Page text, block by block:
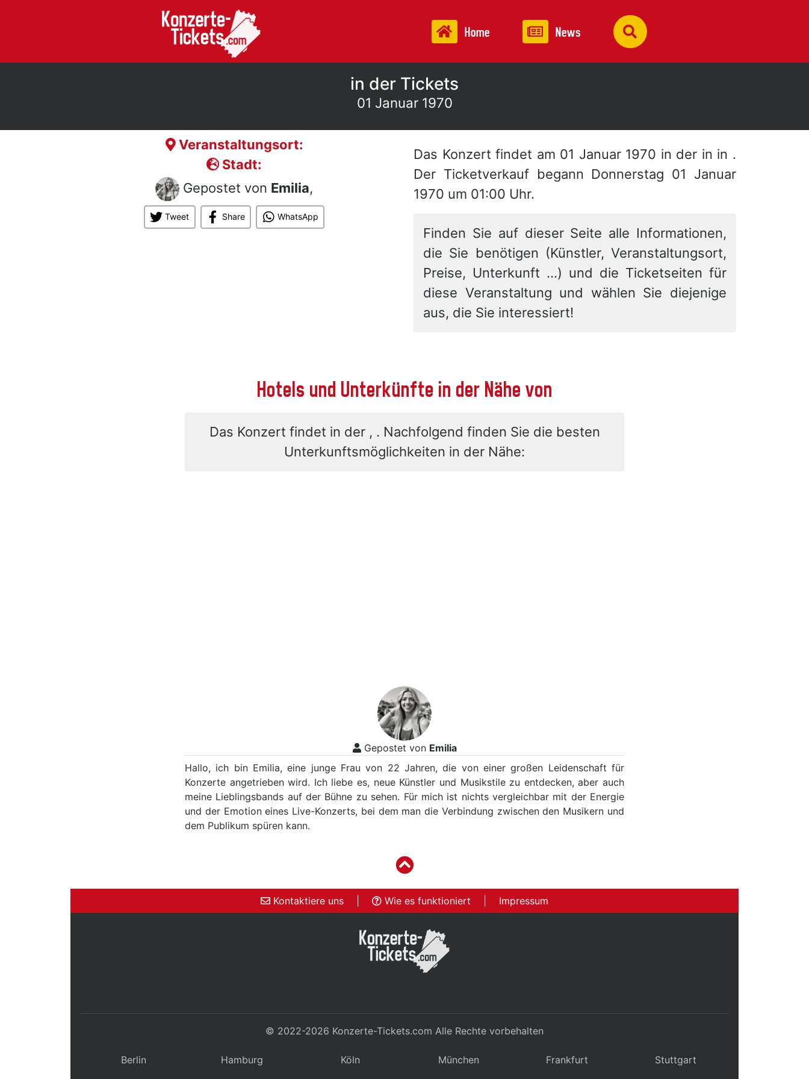
Home News
in der Tickets
01 Januar 1970
Veranstaltungsort:
Stadt:
Gepostet von Emilia,
Tweet Share WhatsApp
Das Konzert findet am 01 Januar 1970 in der in in .
Der Ticketverkauf begann Donnerstag 01 Januar
1970 um 01:00 Uhr.
Finden Sie auf dieser Seite alle Informationen,
die Sie benötigen (Künstler, Veranstaltungsort,
Preise, Unterkunft ...) und die Ticketseiten für
diese Veranstaltung und wählen Sie diejenige
aus, die Sie interessiert!
Hotels und Unterkünfte in der Nähe von
Das Konzert findet in der , . Nachfolgend finden Sie die besten
Unterkunftsmöglichkeiten in der Nähe:
Gepostet von Emilia
Hallo, ich bin Emilia, eine junge Frau von 22 Jahren, die von einer großen Leidenschaft für
Konzerte angetrieben wird. Ich liebe es, neue Künstler und Musikstile zu entdecken, aber auch
meine Lieblingsbands auf der Bühne zu sehen. Für mich ist nichts vergleichbar mit der Energie
und der Emotion eines Live-Konzerts, bei dem man die Verbindung zwischen den Musikern und
dem Publikum spüren kann.
Kontaktiere uns Wie es funktioniert Impressum
© 2022-2026 Konzerte-Tickets.com Alle Rechte vorbehalten
Berlin Hamburg Köln München Frankfurt Stuttgart